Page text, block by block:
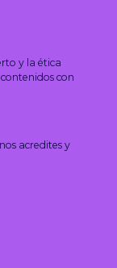
y la ética
con
acredites y